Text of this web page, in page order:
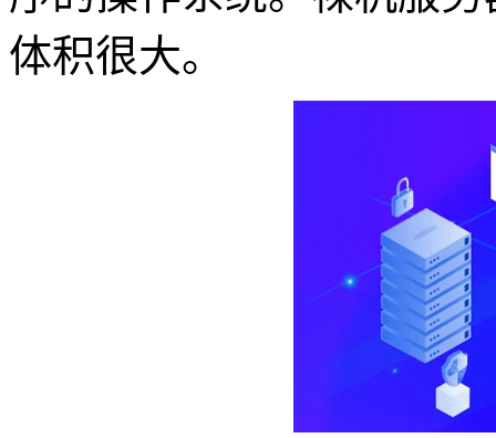
体积很大。